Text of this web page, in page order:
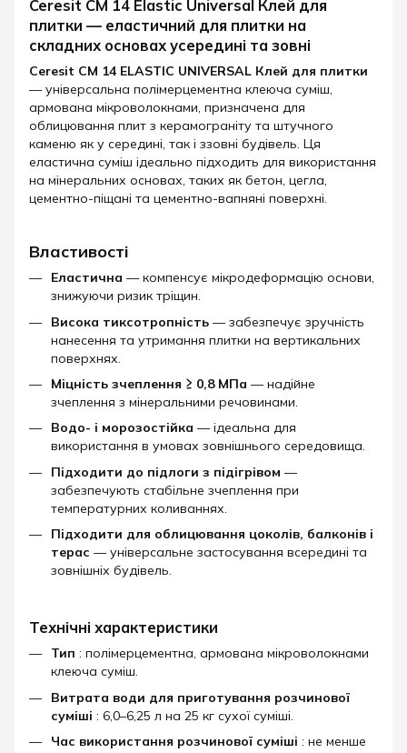
Ceresit CM 14 Elastic Universal Клей для
плитки — еластичний для плитки на
складних основах усередині та зовні
Ceresit СМ 14 ELASTIC UNIVERSAL Клей для плитки
— універсальна полімерцементна клеюча суміш,
армована мікроволокнами, призначена для
облицювання плит з керамограніту та штучного
каменю як у середині, так і ззовні будівель. Ця
еластична суміш ідеально підходить для використання
на мінеральних основах, таких як бетон, цегла,
цементно-піщані та цементно-вапняні поверхні.
Властивості
Еластична — компенсує мікродеформацію основи,
знижуючи ризик тріщин.
Висока тиксотропність — забезпечує зручність
нанесення та утримання плитки на вертикальних
поверхнях.
Міцність зчеплення ≥ 0,8 МПа — надійне
зчеплення з мінеральними речовинами.
Водо- і морозостійка — ідеальна для
використання в умовах зовнішнього середовища.
Підходити до підлоги з підігрівом —
забезпечують стабільне зчеплення при
температурних коливаннях.
Підходити для облицювання цоколів, балконів і
терас — універсальне застосування всередині та
зовнішніх будівель.
Технічні характеристики
Тип : полімерцементна, армована мікроволокнами
клеюча суміш.
Витрата води для приготування розчинової
суміші : 6,0–6,25 л на 25 кг сухої суміші.
Час використання розчинової суміші : не менше